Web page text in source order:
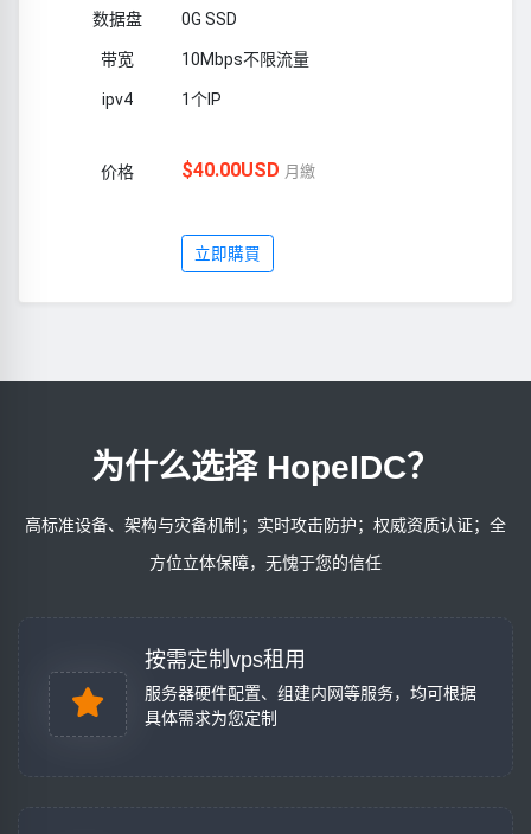
0G SSD
10Mbps不限流量
1个IP
$40.00USD 月繳
立即購買
为什么选择 HopeIDC？
高标准设备、架构与灾备机制；实时攻击防护；权威资质认证；全
方位立体保障，无愧于您的信任
按需定制vps租用
服务器硬件配置、组建内网等服务，均可根据
具体需求为您定制